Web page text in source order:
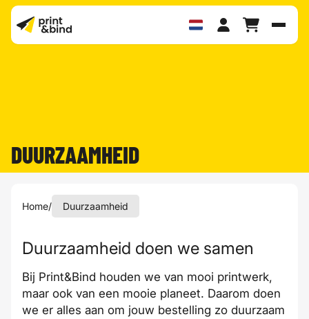
DUURZAAMHEID
Home/ Duurzaamheid
Duurzaamheid doen we samen
Bij Print&Bind houden we van mooi printwerk,
maar ook van een mooie planeet. Daarom doen
we er alles aan om jouw bestelling zo duurzaam